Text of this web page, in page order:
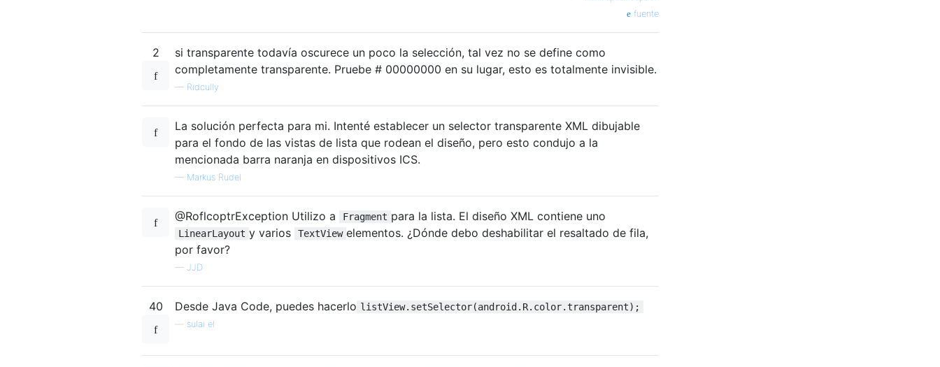
fuente
2
si transparente todavía oscurece un poco la selección, tal vez no se define como
completamente transparente. Pruebe # 00000000 en su lugar, esto es totalmente invisible.
— Ridcully
La solución perfecta para mi. Intenté establecer un selector transparente XML dibujable
para el fondo de las vistas de lista que rodean el diseño, pero esto condujo a la
mencionada barra naranja en dispositivos ICS.
— Markus Rudel
@RoflcoptrException Utilizo a Fragment para la lista. El diseño XML contiene uno
LinearLayout y varios TextView elementos. ¿Dónde debo deshabilitar el resaltado de fila,
por favor?
— JJD
40 Desde Java Code, puedes hacerlo listView.setSelector(android.R.color.transparent);
sulai el